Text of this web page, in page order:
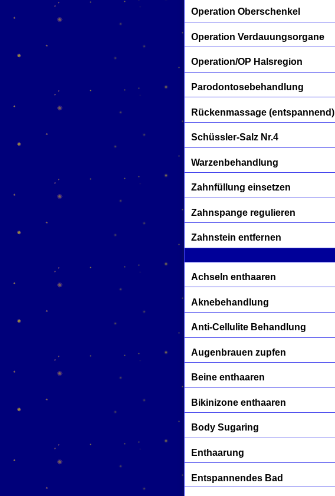
Operation Oberschenkel
Operation Verdauungsorgane
Operation/OP Halsregion
Parodontosebehandlung
Rückenmassage (entspannend)
Schüssler-Salz Nr.4
Warzenbehandlung
Zahnfüllung einsetzen
Zahnspange regulieren
Zahnstein entfernen
Achseln enthaaren
Aknebehandlung
Anti-Cellulite Behandlung
Augenbrauen zupfen
Beine enthaaren
Bikinizone enthaaren
Body Sugaring
Enthaarung
Entspannendes Bad